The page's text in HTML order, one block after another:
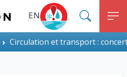
Top Menu
EN
ALERT MONCTON
Circulation et transport : concert